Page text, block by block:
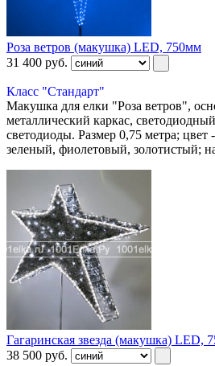
Роза ветров (макушка) LED, 750мм
31 400 руб.
Класс "Стандарт"
Макушка для елки "Роза ветров",
металлический каркас,
светодиоды. Размер 0,75 метра;
зеленый, фиолетовый, золотистый;
Гагаринская звезда (макушка) LED,
38 500 руб.